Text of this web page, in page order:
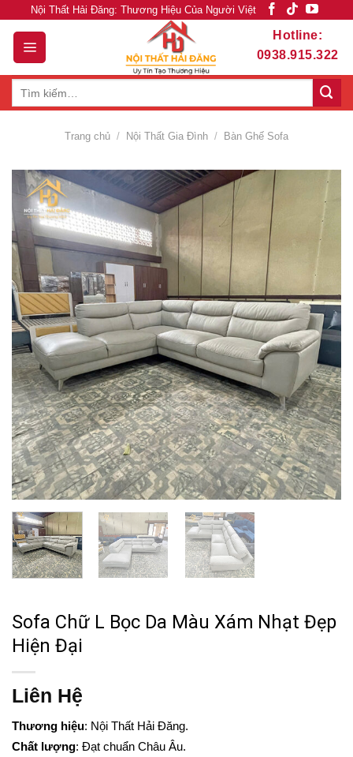
content
Nội Thất Hải Đăng: Thương Hiệu Của Người Việt
Hotline:
0938.915.322
Trang chủ / Nội Thất Gia Đình / Bàn Ghế Sofa
Sofa Chữ L Bọc Da Màu Xám Nhạt Đẹp
Hiện Đại
Liên Hệ
Thương hiệu: Nội Thất Hải Đăng.
Chất lượng: Đạt chuẩn Châu Âu.